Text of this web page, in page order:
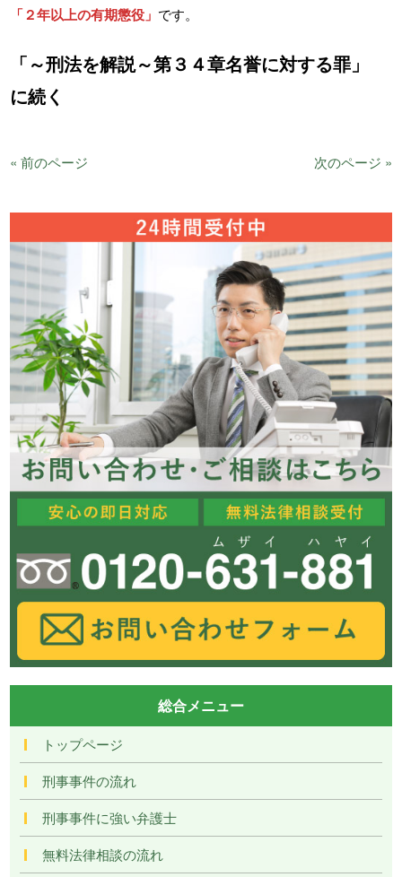
「２年以上の有期懲役」 です。
「～刑法を解説～第３４章名誉に対する罪」
に続く
« 前のページ 次のページ »
総合メニュー
トップページ
刑事事件の流れ
刑事事件に強い弁護士
無料法律相談の流れ